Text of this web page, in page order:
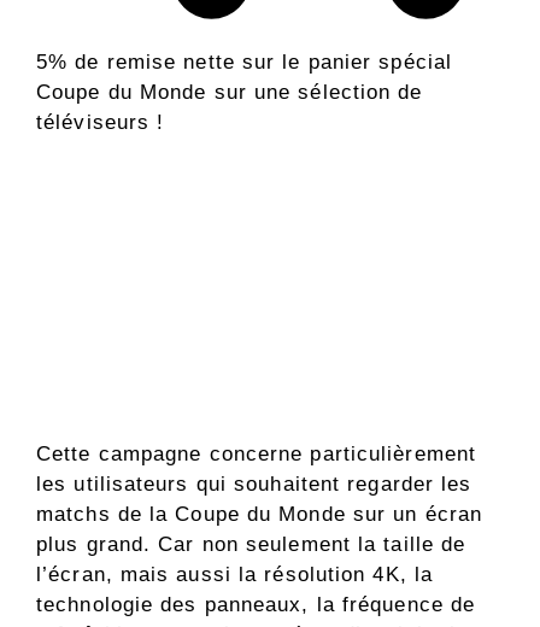
5% de remise nette sur le panier spécial
Coupe du Monde sur une sélection de
téléviseurs !
Cette campagne concerne particulièrement
les utilisateurs qui souhaitent regarder les
matchs de la Coupe du Monde sur un écran
plus grand. Car non seulement la taille de
l’écran, mais aussi la résolution 4K, la
technologie des panneaux, la fréquence de